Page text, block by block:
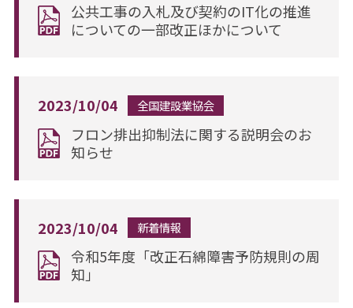
公共工事の入札及び契約のIT化の推進
についての一部改正ほかについて
2023/10/04 全国建設業協会
フロン排出抑制法に関する説明会のお
知らせ
2023/10/04 新着情報
令和5年度「改正石綿障害予防規則の周
知」